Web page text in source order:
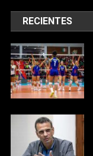
RECIENTES